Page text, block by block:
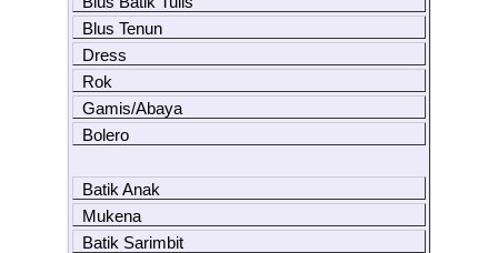
Blus Tenun
Dress
Rok
Gamis/Abaya
Bolero
Batik Anak
Mukena
Batik Sarimbit